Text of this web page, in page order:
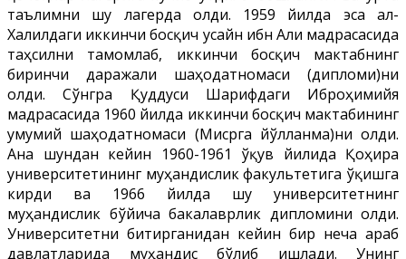
таълимни шу лагерда олди. 1959 йилда эса ал-
Халилдаги иккинчи босқич Ҳусайн ибн Али мадрасасида
таҳсилни тамомлаб, иккинчи босқич мактабнинг
биринчи даражали шаҳодатномаси (дипломи)ни
олди. Сўнгра Қуддуси Шарифдаги Иброҳимийя
мадрасасида 1960 йилда иккинчи босқич мактабининг
умумий шаҳодатномаси (Мисрга йўлланма)ни олди.
Ана шундан кейин 1960-1961 ўқув йилида Қоҳира
университетининг муҳандислик факультетига ўқишга
кирди ва 1966 йилда шу университетнинг
муҳандислик бўйича бакалаврлик дипломини олди.
Университетни битирганидан кейин бир неча араб
давлатларида муҳандис бўлиб ишлади. Унинг